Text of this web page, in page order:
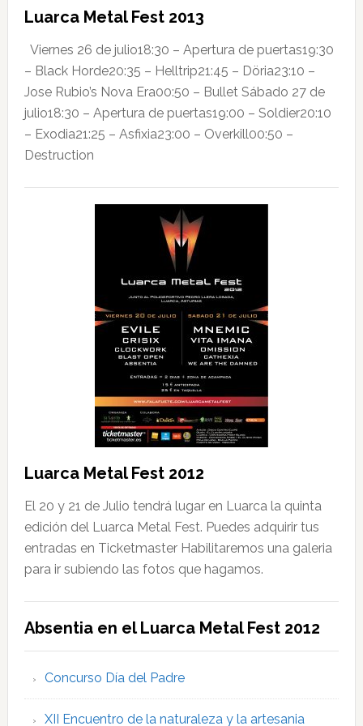
Luarca Metal Fest 2013
Viernes 26 de julio18:30 – Apertura de puertas19:30
– Black Horde20:35 – Helltrip21:45 – Döria23:10 –
Jose Rubio’s Nova Era00:50 – Bullet Sábado 27 de
julio18:30 – Apertura de puertas19:00 – Soldier20:10
– Exodia21:25 – Asfixia23:00 – Overkill00:50 –
Destruction
Luarca Metal Fest 2012
El 20 y 21 de Julio tendrá lugar en Luarca la quinta
edición del Luarca Metal Fest. Puedes adquirir tus
entradas en Ticketmaster Habilitaremos una galeria
para ir subiendo las fotos que hagamos.
Absentia en el Luarca Metal Fest 2012
Concurso Día del Padre
XII Encuentro de la naturaleza y la artesania